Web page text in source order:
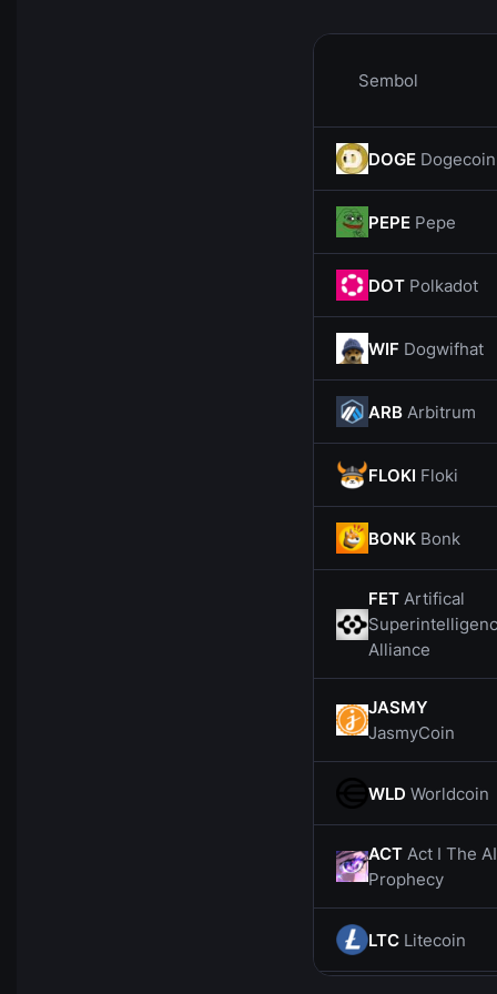
Sembol
DOGE Dogecoin
PEPE Pepe
DOT Polkadot
WIF Dogwifhat
ARB Arbitrum
FLOKI Floki
BONK Bonk
FET Artifical
Alliance
JASMY
JasmyCoin
WLD Worldcoin
ACT Act I The AI
Prophecy
LTC Litecoin